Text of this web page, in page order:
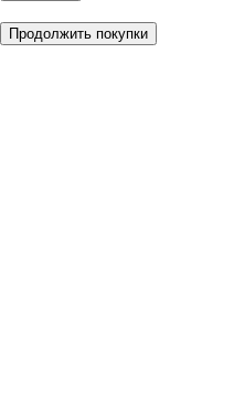
Продолжить покупки